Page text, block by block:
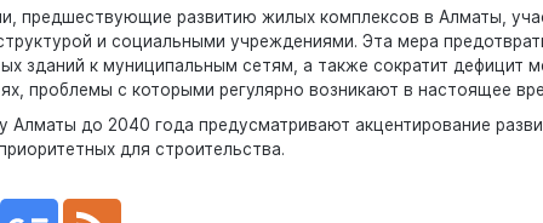
предшествующие развитию жилых комплексов в Алматы,
и социальными учреждениями. Эта мера
зданий к муниципальным сетям, а также сократит дефицит
проблемы с которыми регулярно возникают в настоящее
Алматы до 2040 года предусматривают акцентирование
для строительства.